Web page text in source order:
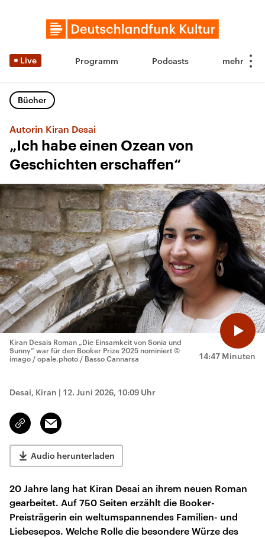
Live Programm Podcasts
Bücher
Autorin Kiran Desai
„Ich habe einen Ozean von
Geschichten erschaffen“
14:47 Minuten
Kiran Desais Roman „Die Einsamkeit von Sonia und
Sunny“ war für den Booker Prize 2025 nominiert ©
imago / opale.photo / Basso Cannarsa
Desai, Kiran | 12. Juni 2026, 10:09 Uhr
Link
kopieren/teilen
Email
Audio herunterladen
20 Jahre lang hat Kiran Desai an ihrem neuen Roman
gearbeitet. Auf 750 Seiten erzählt die Booker-
Preisträgerin ein weltumspannendes Familien- und
Liebesepos. Welche Rolle die besondere Würze des